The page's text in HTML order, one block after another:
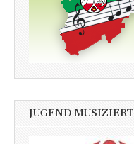
JUGEND MUSIZIERT